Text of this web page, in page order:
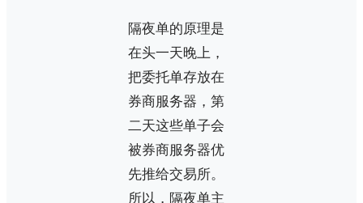
隔夜单的原理是
在头一天晚上，
把委托单存放在
券商服务器，第
二天这些单子会
被券商服务器优
先推给交易所。
所以，隔夜单主